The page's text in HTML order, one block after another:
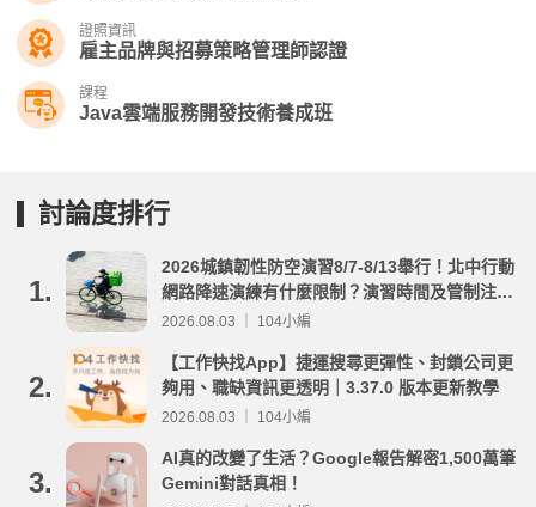
證照資訊
雇主品牌與招募策略管理師認證
課程
Java雲端服務開發技術養成班
討論度排行
1.
2026城鎮韌性防空演習8/7-8/13舉行！北中行動
網路降速演練有什麼限制？演習時間及管制注意
事項整理
2026.08.03 ｜ 104小編
2.
【工作快找App】捷運搜尋更彈性、封鎖公司更
夠用、職缺資訊更透明｜3.37.0 版本更新教學
2026.08.03 ｜ 104小編
3.
AI真的改變了生活？Google報告解密1,500萬筆
Gemini對話真相！